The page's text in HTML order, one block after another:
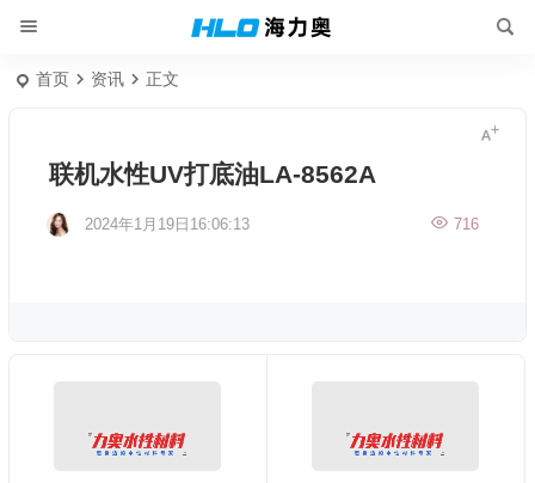
首页 资讯 正文
联机水性UV打底油LA-8562A
2024年1月19日16:06:13 716